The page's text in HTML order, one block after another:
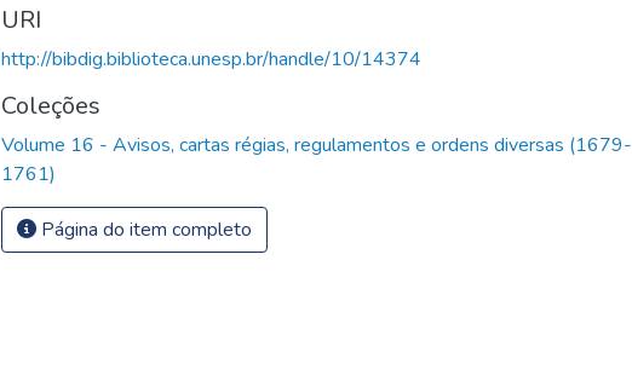
URI
http://bibdig.biblioteca.unesp.br/handle/10/14374
Coleções
Volume 16 - Avisos, cartas régias, regulamentos e ordens diversas (1679-
1761)
Página do item completo